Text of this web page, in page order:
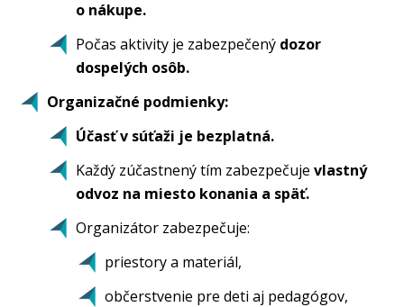
o nákupe.
Počas aktivity je zabezpečený dozor
dospelých osôb.
Organizačné podmienky:
Účasť v súťaži je bezplatná.
Každý zúčastnený tím zabezpečuje vlastný
odvoz na miesto konania a späť.
Organizátor zabezpečuje:
priestory a materiál,
občerstvenie pre deti aj pedagógov,